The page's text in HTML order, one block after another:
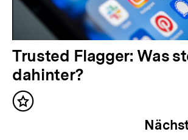
V
o
r
h
Trusted Flagger: Was
dahinter?
Inhalt